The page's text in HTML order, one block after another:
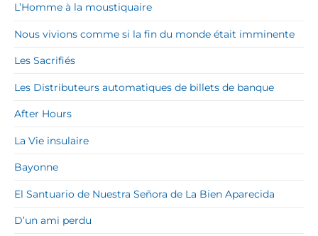
L’Homme à la moustiquaire
Nous vivions comme si la fin du monde était imminente
Les Sacrifiés
Les Distributeurs automatiques de billets de banque
After Hours
La Vie insulaire
Bayonne
El Santuario de Nuestra Señora de La Bien Aparecida
D’un ami perdu